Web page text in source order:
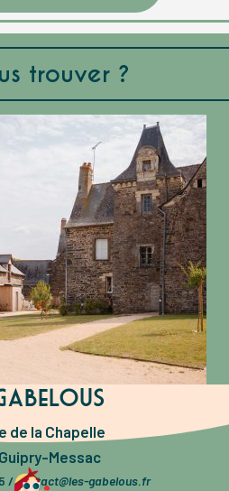
trouver ?
de la Chapelle
Messac
/contact@les-gabelous.fr